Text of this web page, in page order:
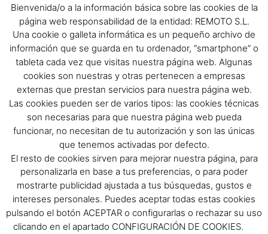
Aviso Legal
Política de privacidad
Política de protección de datos
Política de cookies
Condiciones de compra
Menú
Menu
Síguenos
F
a
I
n
Bienvenida/o a la información básica sobre las cookies de la
página web responsabilidad de la entidad: REMOTO S.L.
Una cookie o galleta informática es un pequeño archivo de
información que se guarda en tu ordenador, “smartphone” o
tableta cada vez que visitas nuestra página web. Algunas
cookies son nuestras y otras pertenecen a empresas
externas que prestan servicios para nuestra página web.
Las cookies pueden ser de varios tipos: las cookies técnicas
son necesarias para que nuestra página web pueda
funcionar, no necesitan de tu autorización y son las únicas
que tenemos activadas por defecto.
El resto de cookies sirven para mejorar nuestra página, para
personalizarla en base a tus preferencias, o para poder
mostrarte publicidad ajustada a tus búsquedas, gustos e
intereses personales. Puedes aceptar todas estas cookies
pulsando el botón ACEPTAR o configurarlas o rechazar su uso
clicando en el apartado CONFIGURACIÓN DE COOKIES.